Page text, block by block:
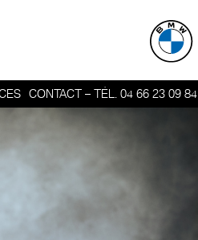
CONTACT – TÉL. 04 66 23 09 84